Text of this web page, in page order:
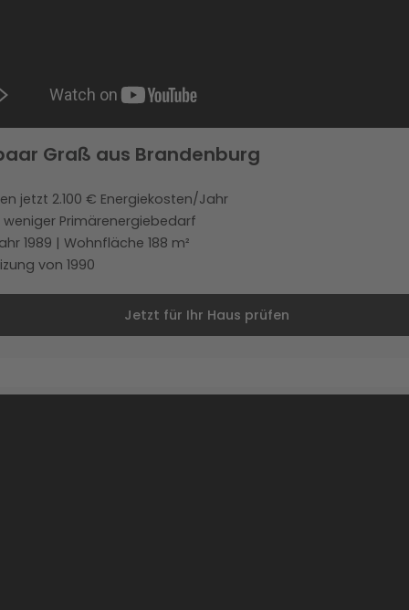
Graß aus Brandenburg
jetzt 2.100 € Energiekosten/Jahr
weniger Primärenergiebedarf
1989 | Wohnfläche 188 m²
von 1990
Jetzt für Ihr Haus prüfen